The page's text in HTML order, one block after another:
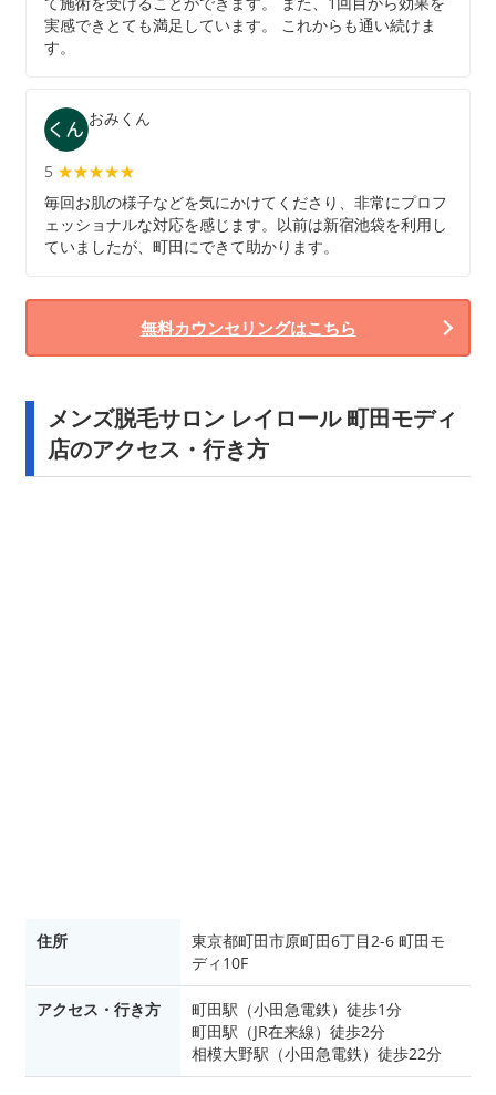
実感できとても満足しています。 これからも通い続けま
す。
おみくん
5 ★★★★★
★★★★★
毎回お肌の様子などを気にかけてくださり、非常にプロフ
ェッショナルな対応を感じます。以前は新宿池袋を利用し
ていましたが、町田にできて助かります。
無料カウンセリングはこちら
メンズ脱毛サロン レイロール 町田モディ
店のアクセス・行き方
住所
東京都町田市原町田6丁目2-6 町田モ
ディ10F
アクセス・行き方
町田駅（小田急電鉄）徒歩1分
町田駅（JR在来線）徒歩2分
相模大野駅（小田急電鉄）徒歩22分